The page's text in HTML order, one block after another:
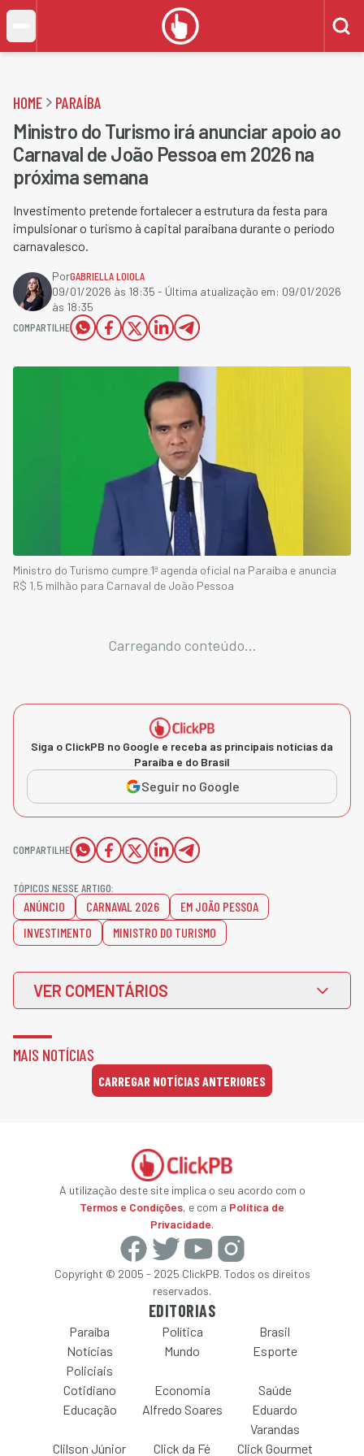
HOME PARAÍBA
Ministro do Turismo irá anunciar apoio ao
Carnaval de João Pessoa em 2026 na
próxima semana
Investimento pretende fortalecer a estrutura da festa para
impulsionar o turismo à capital paraibana durante o período
carnavalesco.
PorGABRIELLA LOIOLA
09/01/2026 às 18:35 - Última atualização em: 09/01/2026
às 18:35
COMPARTILHE
Ministro do Turismo cumpre 1ª agenda oficial na Paraíba e anuncia
R$ 1,5 milhão para Carnaval de João Pessoa
Carregando conteúdo...
Siga o ClickPB no Google e receba as principais notícias da
Paraíba e do Brasil
Seguir no Google
COMPARTILHE
TÓPICOS NESSE ARTIGO:
ANÚNCIO CARNAVAL 2026
EM JOÃO PESSOA
INVESTIMENTO
MINISTRO DO TURISMO
VER COMENTÁRIOS
MAIS NOTÍCIAS
CARREGAR NOTÍCIAS ANTERIORES
A utilização deste site implica o seu acordo com o
Termos e Condições, e com a Política de
Privacidade.
Copyright © 2005 - 2025 ClickPB. Todos os direitos
reservados.
EDITORIAS
Paraíba Política
Brasil
Notícias
Policiais
Mundo Esporte
Cotidiano Economia
Saúde
Educação
Alfredo Soares
Eduardo
Varandas
Clilson Júnior
Click da Fé Click Gourmet